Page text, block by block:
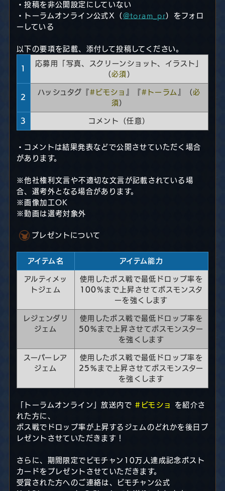
・投稿を非公開設定にしていない
・トーラムオンライン公式X（ @toram_pr）をフォロ
ーしている
以下の要項を記載、添付して投稿してください。
1
応募用「写真、スクリーンショット、イラスト」
（必須 ）
2
ハッシュタグ『#ビモショ 』『#トーラム 』（必
須 ）
3 コメント（任意）
・コメントは結果発表などで公開させていただく場合
があります。
※他社権利文言や不適切な文言が記載されている場
合、選考外となる場合があります。
※画像加工OK
※動画は選考対象外
プレゼントについて
アイテム名 アイテム能力
アルティメッ
トジェム
使用したボス戦で最低ドロップ率を
100% まで上昇させてボスモンスタ
ーを強くします
レジェンダリ
ジェム
使用したボス戦で最低ドロップ率を
50% まで上昇させてボスモンスター
を強くします
スーパーレア
ジェム
使用したボス戦で最低ドロップ率を
25% まで上昇させてボスモンスター
を強くします
「トーラムオンライン」放送内で#ビモショ
を紹介さ
れた方に、
ボス戦でドロップ率が上昇するジェムのどれかを後日プ
レゼントさせていただきます！
さらに、期間限定でビモチャン10万人達成記念ポスト
カードをプレゼントさせていただきます。
受賞された方へのご連絡は、ビモチャン公式